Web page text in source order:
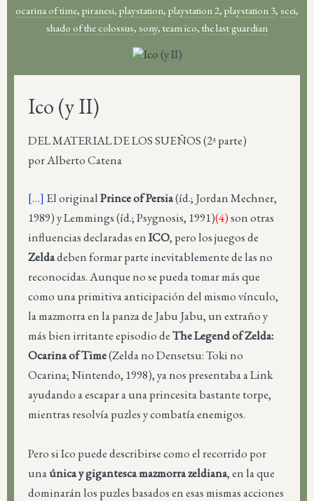
ocarina of time, piranesi, playstation, playstation 2, playstation 3, scei,
shado of the colossus, sony, team ico, the last guardian
Ico (y II)
DEL MATERIAL DE LOS SUEÑOS (2ª parte)
por Alberto Catena
[…] El originalPrince of Persia(íd.; Jordan Mechner,
1989) y Lemmings (íd.; Psygnosis, 1991)(4)son otras
influencias declaradas enICO, pero los juegos de
Zeldadeben formar parte inevitablemente de las no
reconocidas. Aunque no se pueda tomar más que
como una primitiva anticipación del mismo vínculo,
la mazmorra en la panza de Jabu Jabu, un extraño y
más bien irritante episodio deThe Legend of Zelda:
Ocarina of Time(Zelda no Densetsu: Toki no
Ocarina; Nintendo, 1998), ya nos presentaba a Link
ayudando a escapar a una princesita bastante torpe,
mientras resolvía puzles y combatía enemigos.
Pero si Ico puede describirse como el recorrido por
unaúnica y gigantesca mazmorra zeldiana, en la que
dominarán los puzles basados en esas mismas acciones